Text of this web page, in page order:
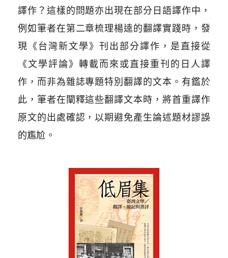
譯作？這樣的問題亦出現在部分日語譯作中，
例如筆者在第二章梳理楊逵的翻譯實踐時，發
現《台灣新文學》刊出部分譯作，是直接從
《文學評論》轉載而來或直接重刊的日人譯
作，而非為雜誌專題特別翻譯的文本。有鑑於
此，筆者在闡釋這些翻譯文本時，將首重譯作
原文的出處確認，以期避免產生論述題材謬誤
的尷尬。